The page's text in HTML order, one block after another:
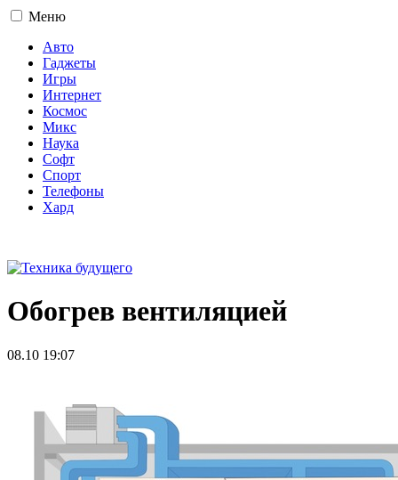
Меню
Авто
Гаджеты
Игры
Интернет
Космос
Микс
Наука
Софт
Спорт
Телефоны
Хард
Обогрев вентиляцией
08.10 19:07